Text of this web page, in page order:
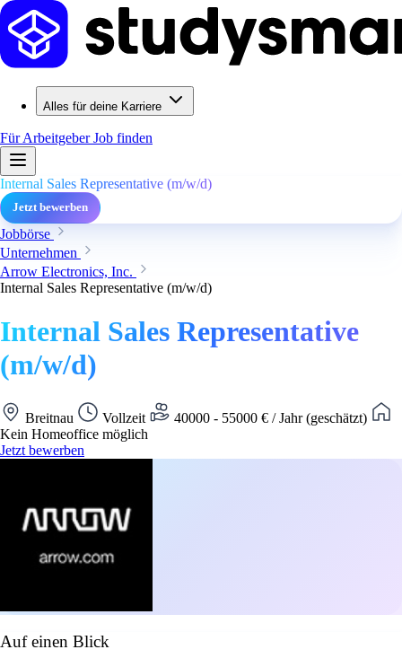
Alles für deine Karriere
Für ArbeitgeberJob finden
Internal Sales Representative (m/w/d)
Jetzt bewerben
Jobbörse
Unternehmen
Arrow Electronics, Inc.
Internal Sales Representative (m/w/d)
Internal Sales Representative
(m/w/d)
Breitnau Vollzeit
40000 - 55000 € / Jahr (geschätzt)
Kein Homeoffice möglich
Jetzt bewerben
Auf einen Blick